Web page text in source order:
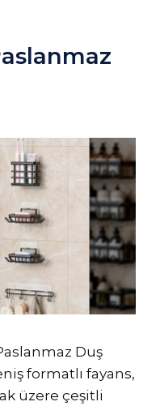
Duş
formatlı fayans,
üzere çeşitli